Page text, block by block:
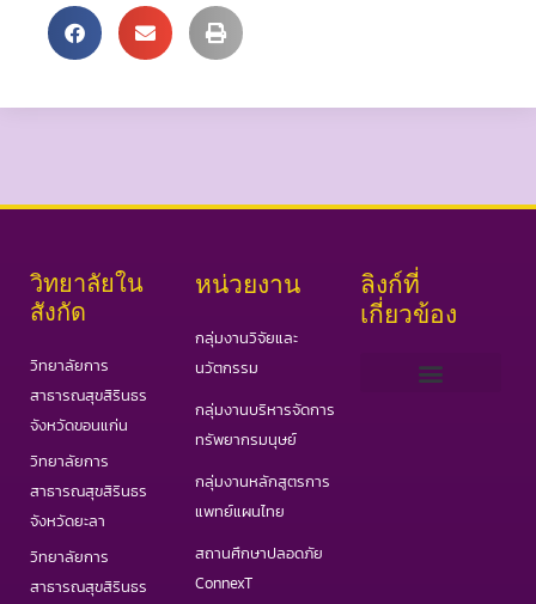
วิทยาลัยใน
สังกัด
วิทยาลัยการ
สาธารณสุขสิรินธร
จังหวัดขอนแก่น
วิทยาลัยการ
สาธารณสุขสิรินธร
จังหวัดยะลา
วิทยาลัยการ
สาธารณสุขสิรินธร
หน่วยงาน
กลุ่มงานวิจัยและ
นวัตกรรม
กลุ่มงานบริหารจัดการ
ทรัพยากรมนุษย์
กลุ่มงานหลักสูตรการ
แพทย์แผนไทย
สถานศึกษาปลอดภัย
ConnexT
ลิงก์ที่
เกี่ยวข้อง